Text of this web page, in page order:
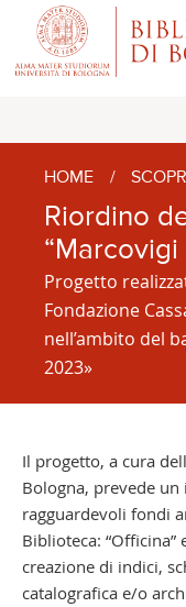
HOME /
Riordino
“Marcovigi
Progetto
Fondazione
nell’ambito del
2023»
Il progetto, a cura
Bologna, prevede
ragguardevoli fondi
Biblioteca: “Officina”
creazione di indici,
catalografica e/o